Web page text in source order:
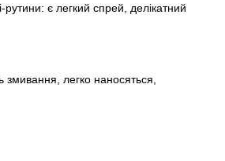
є легкий спрей, делікатний
легко наносяться,